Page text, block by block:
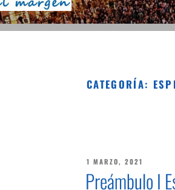
CATEGORÍA:
PUBLICADO
1 MARZO, 2021
Preámbulo I